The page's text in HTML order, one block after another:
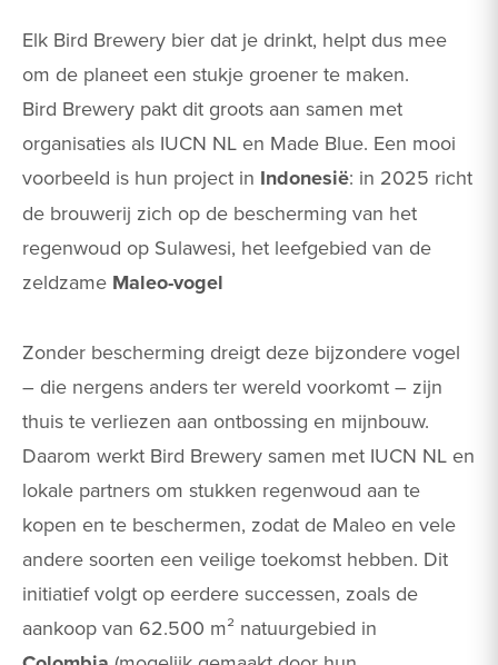
Elk Bird Brewery bier dat je drinkt, helpt dus mee
om de planeet een stukje groener te maken.
Bird Brewery pakt dit groots aan samen met
organisaties als IUCN NL en Made Blue. Een mooi
voorbeeld is hun project in Indonesië: in 2025 richt
de brouwerij zich op de bescherming van het
regenwoud op Sulawesi, het leefgebied van de
zeldzame Maleo-vogel
Zonder bescherming dreigt deze bijzondere vogel
– die nergens anders ter wereld voorkomt – zijn
thuis te verliezen aan ontbossing en mijnbouw​.
Daarom werkt Bird Brewery samen met IUCN NL en
lokale partners om stukken regenwoud aan te
kopen en te beschermen, zodat de Maleo en vele
andere soorten een veilige toekomst hebben. Dit
initiatief volgt op eerdere successen, zoals de
aankoop van 62.500 m² natuurgebied in